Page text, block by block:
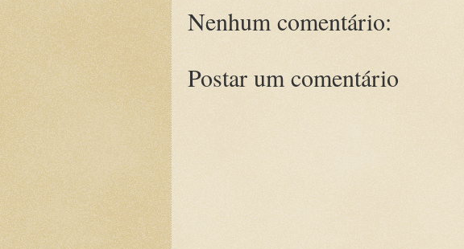
Nenhum comentário:
Postar um comentário